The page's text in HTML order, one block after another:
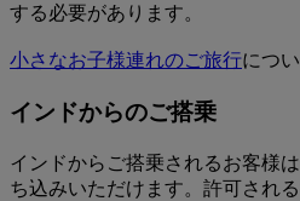
する必要があります。
小さなお子様連れのご旅行につ
インドからのご搭乗
インドからご搭乗されるお客様
ち込みいただけます。許可され